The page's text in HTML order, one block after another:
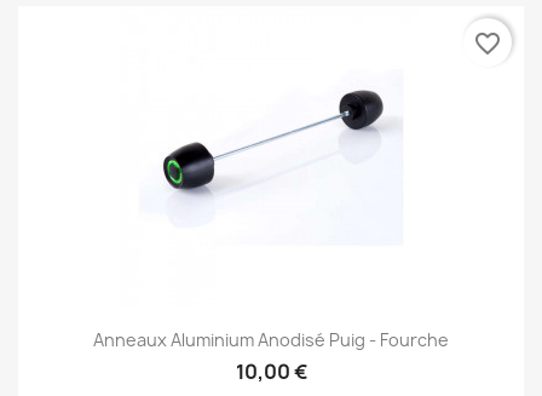
Anneaux Aluminium Anodisé Puig - Fourche
10,00 €
favorite_border